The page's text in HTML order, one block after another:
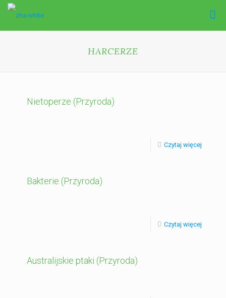
HARCERZE
Nietoperze (Przyroda)
Czytaj więcej
Bakterie (Przyroda)
Czytaj więcej
Australijskie ptaki (Przyroda)